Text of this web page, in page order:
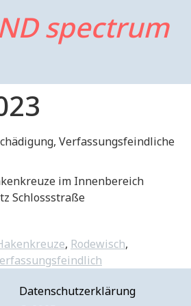
spectrum
Verfassungsfeindliche
im Innenbereich
Schlossstraße
, Rodewisch,
Datenschutzerklärung